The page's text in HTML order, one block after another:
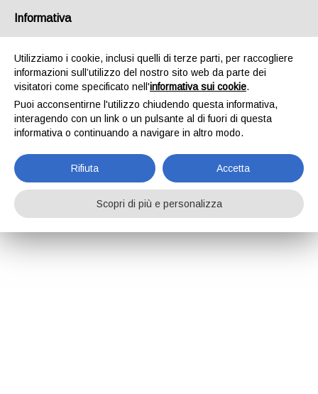
Informativa
Utilizziamo i cookie, inclusi quelli di terze parti, per raccogliere
informazioni sull’utilizzo del nostro sito web da parte dei
visitatori come specificato nell'informativa sui cookie.
Puoi acconsentirne l'utilizzo chiudendo questa informativa,
interagendo con un link o un pulsante al di fuori di questa
informativa o continuando a navigare in altro modo.
Rifiuta Accetta
Scopri di più e personalizza